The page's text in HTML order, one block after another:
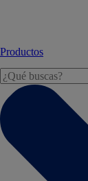
Productos